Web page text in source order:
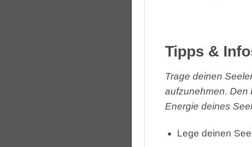
Tipps &
Trage deinen
aufzunehmen. Den
Energie deines
Lege deinen